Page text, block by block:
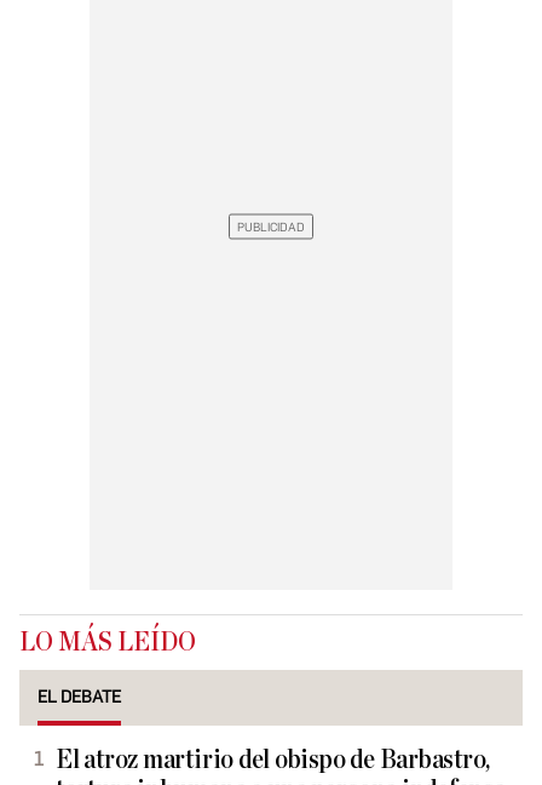
LO MÁS LEÍDO
EL DEBATE
El atroz martirio del obispo de Barbastro,